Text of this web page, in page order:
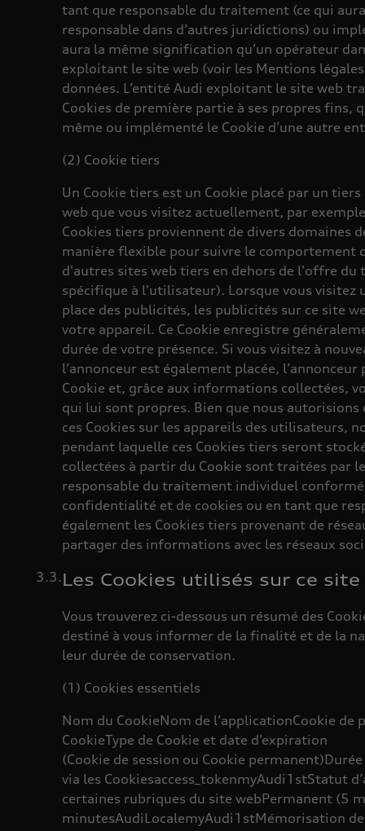
tant que responsable du traitement (ce qui
responsable dans d’autres juridictions) ou
aura la même signification qu’un opérateur
exploitant le site web (voir les Mentions
données. L’entité Audi exploitant le site web
Cookies de première partie à ses propres fins,
même ou implémenté le Cookie d’une autre
(2) Cookie tiers
Un Cookie tiers est un Cookie placé par un
web que vous visitez actuellement, par
Cookies tiers proviennent de divers domaines
manière flexible pour suivre le comportement
d'autres sites web tiers en dehors de l'offre
spécifique à l'utilisateur). Lorsque vous visitez
place des publicités, les publicités sur ce site
votre appareil. Ce Cookie enregistre
durée de votre présence. Si vous visitez à
l’annonceur est également placée,
Cookie et, grâce aux informations collectées,
qui lui sont propres. Bien que nous
ces Cookies sur les appareils des utilisateurs,
pendant laquelle ces Cookies tiers seront
collectées à partir du Cookie sont traitées par
responsable du traitement individuel
confidentialité et de cookies ou en tant que
également les Cookies tiers provenant de
partager des informations avec les réseaux
Les Cookies utilisés sur ce
Vous trouverez ci-dessous un résumé des
destiné à vous informer de la finalité et de la
leur durée de conservation.
(1) Cookies essentiels
Nom du CookieNom de l’applicationCookie
CookieType de Cookie et date d’expiration
(Cookie de session ou Cookie
via les Cookiesaccess_tokenmyAudi1stStatut
certaines rubriques du site webPermanent (5
minutesAudiLocalemyAudi1stMémorisation